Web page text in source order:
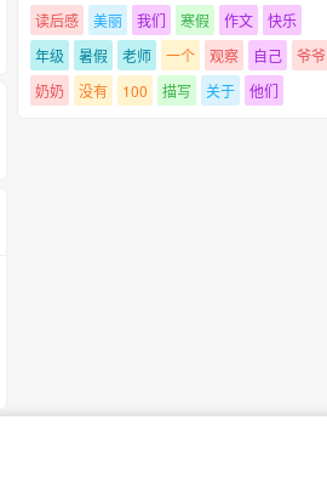
读后感
美丽 我们 寒假 作文
快乐
年级
暑假 老师 一个 观察 自己
爷爷
奶奶
没有 100 描写 关于 他们